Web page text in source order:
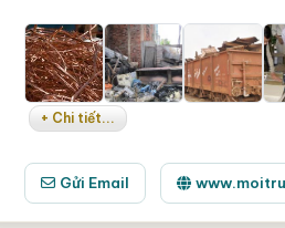
+ Chi tiết...
Gửi Email